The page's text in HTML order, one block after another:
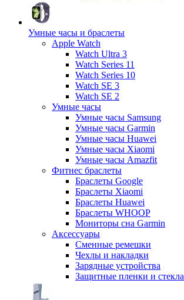
Умные часы и браслеты
Apple Watch
Watch Ultra 3
Watch Series 11
Watch Series 10
Watch SE 3
Watch SE 2
Умные часы
Умные часы Samsung
Умные часы Garmin
Умные часы Huawei
Умные часы Xiaomi
Умные часы Amazfit
Фитнес браслеты
Браслеты Google
Браслеты Xiaomi
Браслеты Huawei
Браслеты WHOOP
Мониторы сна Garmin
Аксессуары
Сменные ремешки
Чехлы и накладки
Зарядные устройства
Защитные пленки и стекла